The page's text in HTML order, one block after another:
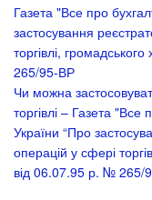
Газета "Все про
застосування
торгівлі,
265/95-ВР
Чи можна
торгівлі – Газета "Все
України “Про
операцій у сфері
від 06.07.95 р. № 265/